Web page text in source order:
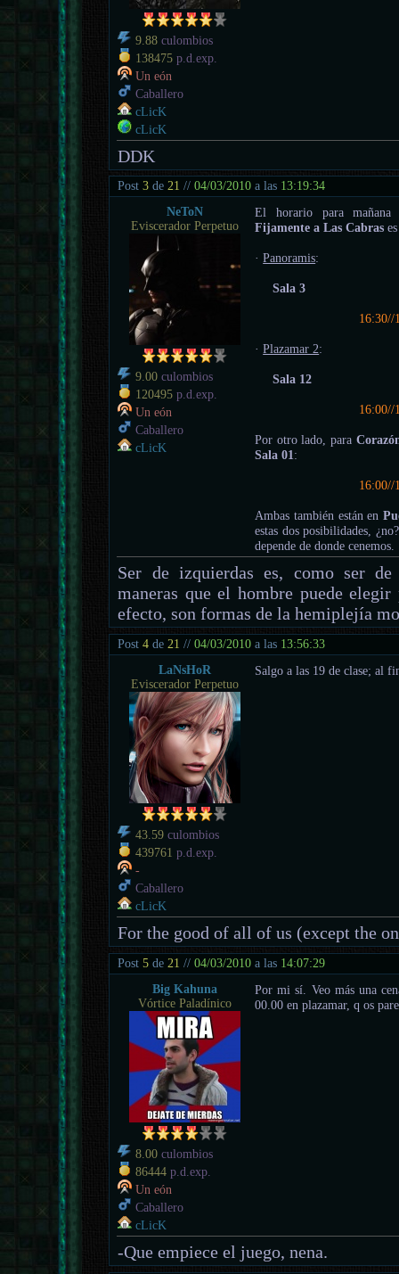
9.88 culombios
138475 p.d.exp.
Un eón
Caballero
cLicK
cLicK
DDK
Post3 de21 //04/03/2010 a las 13:19:34
NeToN
Eviscerador Perpetuo
9.00 culombios
120495 p.d.exp.
Un eón
Caballero
cLicK
El horario para
Fijamente a Las Cabras
·Panoramis:
Sala 3
16:30//
·Plazamar 2:
Sala 12
16:00//
Por otro lado, para
Sala 01:
16:00//
Ambas también están en
estas dos posibilidades,
depende de donde cenemos.
Ser de izquierdas es, como ser
maneras que el hombre puede
efecto, son formas de la hemiplejía
Post4 de21 //04/03/2010 a las 13:56:33
LaNsHoR
Eviscerador Perpetuo
43.59 culombios
439761 p.d.exp.
-
Caballero
cLicK
Salgo a las 19 de clase; al
For the good of all of us (except the
Post5 de 21 //04/03/2010 a las 14:07:29
Big Kahuna
Vórtice Paladínico
8.00 culombios
86444 p.d.exp.
Un eón
Caballero
cLicK
Por mi sí. Veo más una
00.00 en plazamar, q os
-Que empiece el juego, nena.